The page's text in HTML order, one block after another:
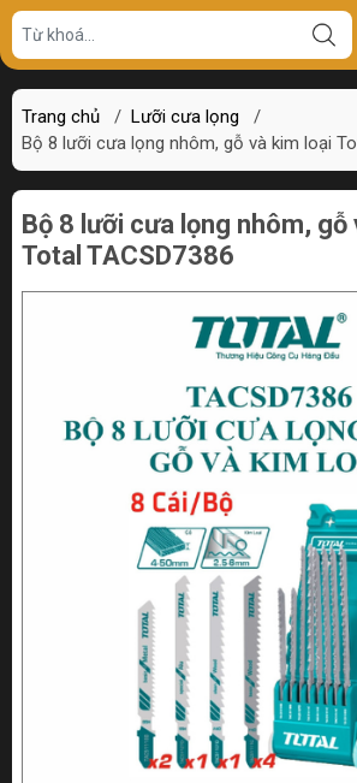
Trang chủ / Lưỡi cưa lọng
/
Bộ 8 lưỡi cưa lọng nhôm, gỗ và kim loại
Giá bán
Bộ 8 lưỡi cưa lọng nhôm, gỗ
Total TACSD7386